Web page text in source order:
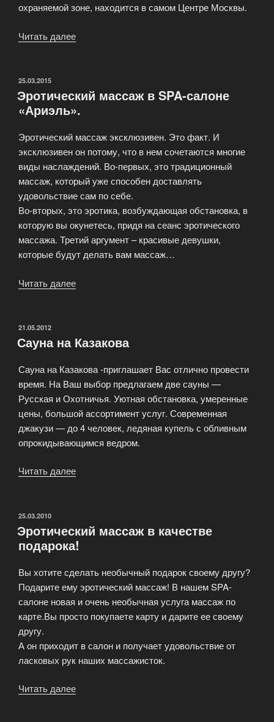
охраняемой зоне, находится в самом Центре Москвы.
Читать далее
ОПУБЛИКОВАНО
25.03.2015
Эротический массаж в SPA-салоне
«Ариэль».
Эротический массаж эксклюзивен. Это факт. И
эксклюзивен он потому, что в нем сочетаются многие
виды наслаждений. Во-первых, это традиционный
массаж, который уже способен доставлять
удовольствие сам по себе.
Во-вторых, это эротика, возбуждающая обстановка, в
которую вы окунетесь, придя на сеанс эротического
массажа. Третий аргумент – красивые девушки,
которые будут делать вам массаж…
Читать далее
салоне
ОПУБЛИКОВАНО
21.05.2012
Сауна на Казакова
Сауна на Казакова -приглашает Вас отлично провести
время. На Ваш выбор предлагаем две сауны —
Русская и Охотничья. Уютная обстановка, умеренные
цены, большой ассортимент услуг. Современная
джакузи — до 4 человек, ледяная купель с обливным
опрокидывающимся ведром.
Читать далее
ОПУБЛИКОВАНО
25.03.2010
Эротический массаж в качестве
подарока!
Вы хотите сделать необычный подарок своему другу?
Подарите ему эротический массаж! В нашем SPA-
салоне новая и очень необычная услуга массаж по
карте.Вы просто покупаете карту и дарите ее своему
другу.
А он приходит в салон и получает удовольствие от
ласковых рук наших массажисток.
Читать далее